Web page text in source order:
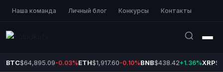
Наша команда Личный блог Конкурсы Контакты
BTC$64,895.09-0.03%ETH$1,917.60-0.10%BNB$438.42+1.36%XRP